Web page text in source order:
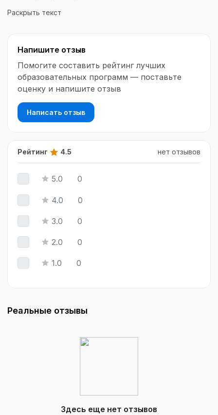
создание мультфильмов, линий, конструкторов,
множество разнообразных занятий: от рисования
к созданию мультфильмов и мини-игр на
компьютере до создания собственных историй и
собственной игры.
Раскрыть текст
Напишите отзыв
Помогите составить рейтинг лучших
образовательных программ — поставьте
оценку и напишите отзыв
Написать отзыв
Рейтинг 4.5 нет отзывов
5.0 0
4.0 0
3.0 0
2.0 0
1.0 0
Реальные отзывы
Здесь еще нет отзывов